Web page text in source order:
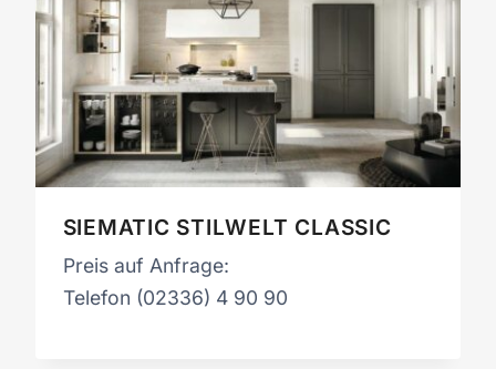
SIEMATIC STILWELT CLASSIC
Preis auf Anfrage:
Telefon (02336) 4 90 90